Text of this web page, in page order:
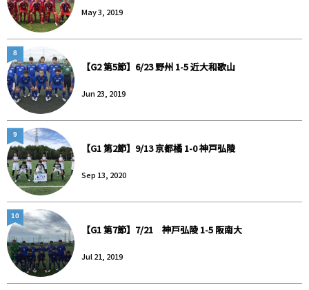
May 3, 2019
【G2 第5節】6/23 野州 1-5 近大和歌山
Jun 23, 2019
8
【G1 第2節】9/13 京都橘 1-0 神戸弘陵
Sep 13, 2020
9
【G1 第7節】7/21 神戸弘陵 1-5 阪南大
Jul 21, 2019
10